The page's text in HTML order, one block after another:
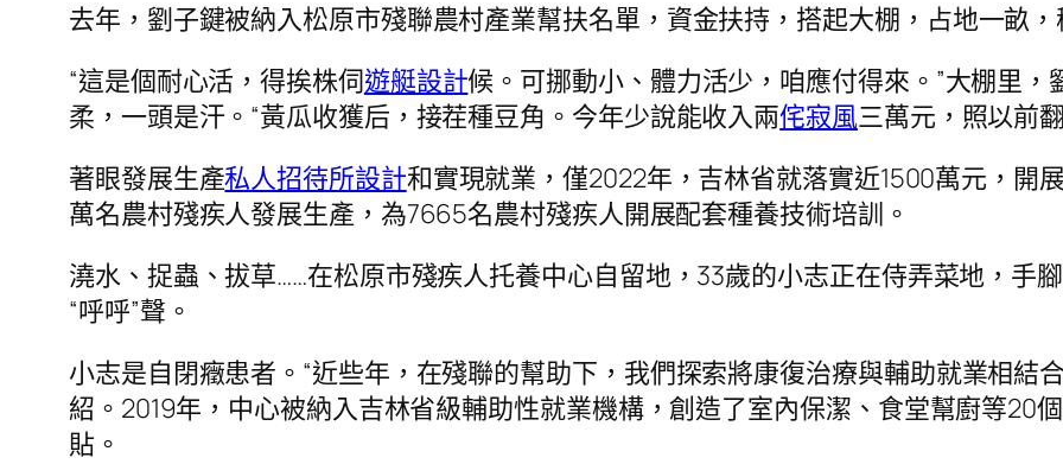
去年，劉子鍵被納入松原市殘聯農村產業幫扶名單，資金扶持，搭起大棚，占地一畝，
“這是個耐心活，得挨株伺遊艇設計候。可挪動小、體力活少，咱應付得來。”大棚里，
柔，一頭是汗。“黃瓜收獲后，接茬種豆角。今年少說能收入兩侘寂風三萬元，照以前
著眼發展生產私人招待所設計和實現就業，僅2022年，吉林省就落實近1500萬元，開
萬名農村殘疾人發展生產，為7665名農村殘疾人開展配套種養技術培訓。
澆水、捉蟲、拔草……在松原市殘疾人托養中心自留地，33歲的小志正在侍弄菜地，手
“呼呼”聲。
小志是自閉癥患者。“近些年，在殘聯的幫助下，我們探索將康復治療與輔助就業相結
紹。2019年，中心被納入吉林省級輔助性就業機構，創造了室內保潔、食堂幫廚等20
貼。